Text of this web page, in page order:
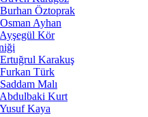
Öztoprak
Ayhan
Kör
Karakuş
Türk
Malı
Kurt
Kaya